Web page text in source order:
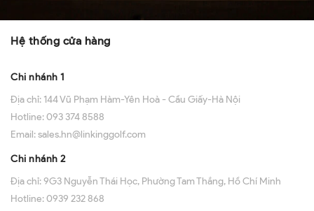
Hệ thống cửa hàng
Chi nhánh 1
Địa chỉ: 144 Vũ Phạm Hàm-Yên Hoà - Cầu Giấy-Hà Nội
Hotline:093 374 8588
Email:sales.hn@linkinggolf.com
Chi nhánh 2
Địa chỉ:9G3 Nguyễn Thái Học, Phường Tam Thắng, Hồ Chí Minh
Hotline:0939 232 868